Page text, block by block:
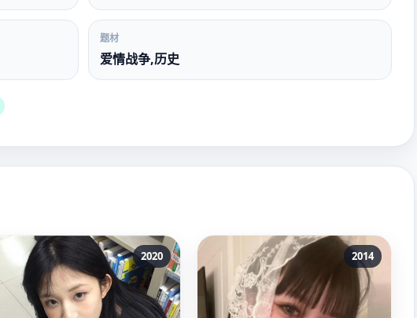
题材
爱情战争,历史
2020 2014